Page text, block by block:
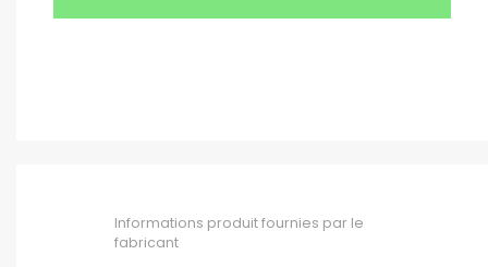
Informations produit fournies par le
fabricant